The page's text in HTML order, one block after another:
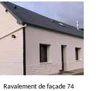
Ravalement de façade 74